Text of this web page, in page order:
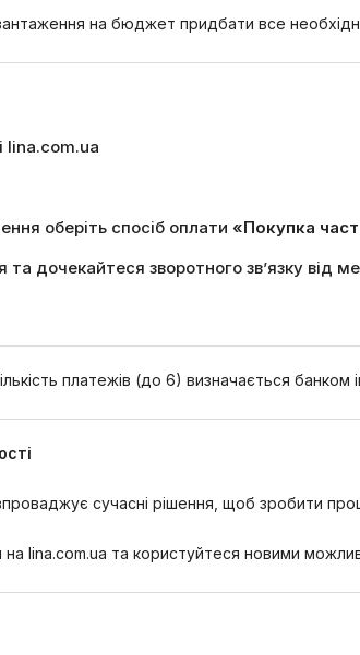
на бюджет придбати все
lina.com.ua
оберіть спосіб оплати «Покупка
та дочекайтеся зворотного зв’язку від
платежів (до 6) визначається
сучасні рішення, щоб зробити
lina.com.ua та користуйтеся новими